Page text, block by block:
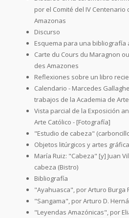
por el Comité del IV
Amazonas
Discurso
Esquema para una bibliografía
Carte du Cours du Maragnon
des Amazones
Reflexiones sobre un libro
Calendario - Marcedes
trabajos de la Academia de
Vista parcial de la Exposición
Arte Católico - [Fotografía]
"Estudio de cabeza"
Objetos litúrgicos y artes
María Ruiz: "Cabeza" [y] Juan
cabeza (Bistro)
Bibliografía
"Ayahuasca", por Arturo Burga
"Sangama", por Arturo D.
"Leyendas Amazónicas", por